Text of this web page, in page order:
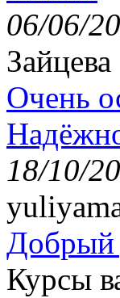
06/06/
Зайцева
Очень
18/10/
Добрый
Курсы